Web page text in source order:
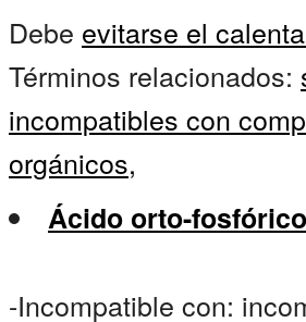
Debe evitarse el
Términos relacionados:
incompatibles con
orgánicos,
Ácido orto-fosfórico
-Incompatible con: